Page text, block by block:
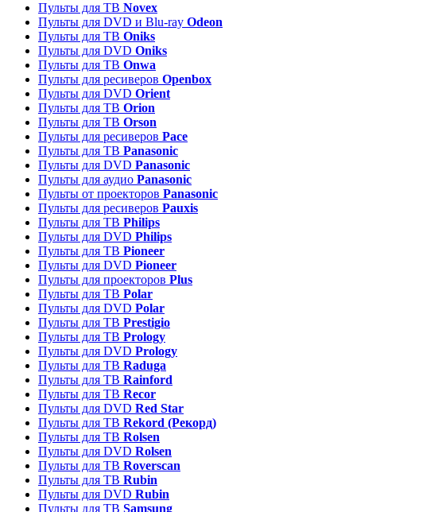
Пульты для ТВ Novex
Пульты для DVD и Blu-ray Odeon
Пульты для ТВ Oniks
Пульты для DVD Oniks
Пульты для ТВ Onwa
Пульты для ресиверов Openbox
Пульты для DVD Orient
Пульты для ТВ Orion
Пульты для ТВ Orson
Пульты для ресиверов Pace
Пульты для ТВ Panasonic
Пульты для DVD Panasonic
Пульты для аудио Panasonic
Пульты от проекторов Panasonic
Пульты для ресиверов Pauxis
Пульты для ТВ Philips
Пульты для DVD Philips
Пульты для ТВ Pioneer
Пульты для DVD Pioneer
Пульты для проекторов Plus
Пульты для ТВ Polar
Пульты для DVD Polar
Пульты для ТВ Prestigio
Пульты для ТВ Prology
Пульты для DVD Prology
Пульты для ТВ Raduga
Пульты для ТВ Rainford
Пульты для ТВ Recor
Пульты для DVD Red Star
Пульты для ТВ Rekord (Рекорд)
Пульты для ТВ Rolsen
Пульты для DVD Rolsen
Пульты для ТВ Roverscan
Пульты для ТВ Rubin
Пульты для DVD Rubin
Пульты для ТВ Samsung